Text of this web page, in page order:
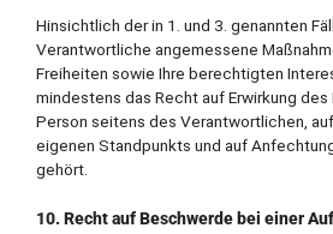
Hinsichtlich der in 1. und 3. genannten
Verantwortliche angemessene
Freiheiten sowie Ihre berechtigten
mindestens das Recht auf Erwirkung
Person seitens des Verantwortlichen,
eigenen Standpunkts und auf
gehört.
10. Recht auf Beschwerde bei einer